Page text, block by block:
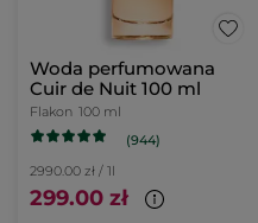
Woda perfumowana
Cuir de Nuit 100 ml
Flakon 100 ml
(944)
2990.00 zł / 1l
299.00 zł